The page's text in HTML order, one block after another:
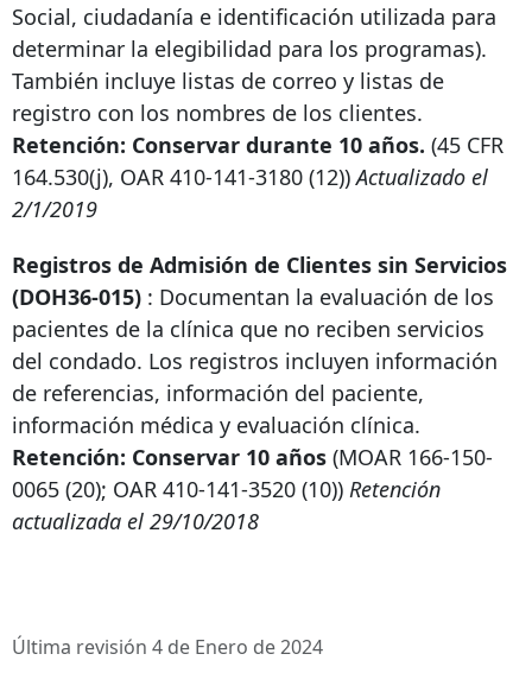
Social, ciudadanía e identificación utilizada para
determinar la elegibilidad para los programas).
También incluye listas de correo y listas de
registro con los nombres de los clientes.
Retención: Conservar durante 10 años. (45 CFR
164.530(j), OAR 410-141-3180 (12))Actualizado el
2/1/2019
Registros de Admisión de Clientes sin Servicios
(DOH36-015) : Documentan la evaluación de los
pacientes de la clínica que no reciben servicios
del condado. Los registros incluyen información
de referencias, información del paciente,
información médica y evaluación clínica.
Retención: Conservar 10 años (MOAR 166-150-
0065 (20); OAR 410-141-3520 (10)) Retención
actualizada el 29/10/2018
Última revisión 4 de Enero de 2024